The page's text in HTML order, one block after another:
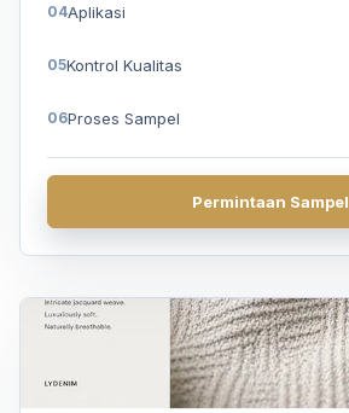
Aplikasi
Kontrol Kualitas
Proses Sampel
Pertanyaan umum
Dapatkan Penawaran Harga
Permintaan Sampel